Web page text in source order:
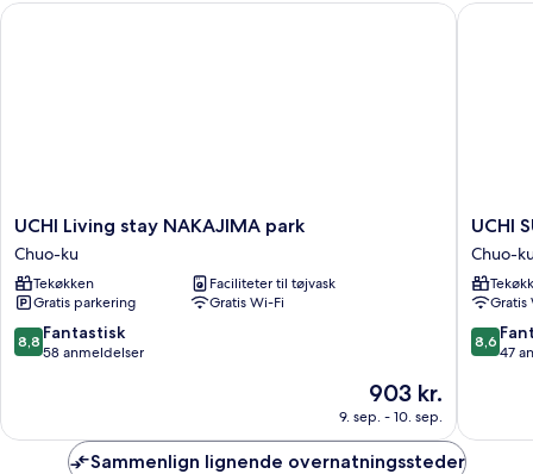
UCHI
Living
stay
NAKAJIMA
park
Chuo-
ku
UCHI Living stay NAKAJIMA park
Chuo-ku
Tekøkken
Faciliteter til tøjvask
Gratis parkering
Gratis Wi-Fi
8.8
ud
58
anmeldelser
8,8 Fantastisk
58 anmeldelser
Prisen
903 kr.
903 kr.
9. sep. - 10. sep.
UCHI Living stay NAKAJIMA park
UCHI
WEST
by
Hotel
Wheat
Chuo-
UCHI
Chuo-
Gratis
8.6
ud
47
8,6
47
UCHI
Sammenlign lignende overnatningssteder